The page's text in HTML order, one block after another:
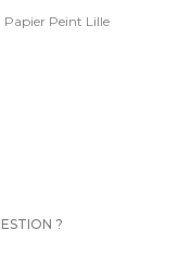
Papier Peint Lille
?